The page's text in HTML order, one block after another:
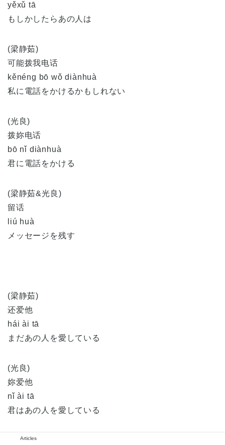
yěxǔ tā
もしかしたらあの人は
(梁静茹)
可能拨我电话
kěnéng bō wǒ diànhuà
私に電話をかけるかもしれない
(光良)
拨妳电话
bō nǐ diànhuà
君に電話をかける
(梁静茹&光良)
留话
liú huà
メッセージを残す
(梁静茹)
还爱他
hái ài tā
まだあの人を愛している
(光良)
妳爱他
nǐ ài tā
君はあの人を愛している
(梁静茹)
Articles